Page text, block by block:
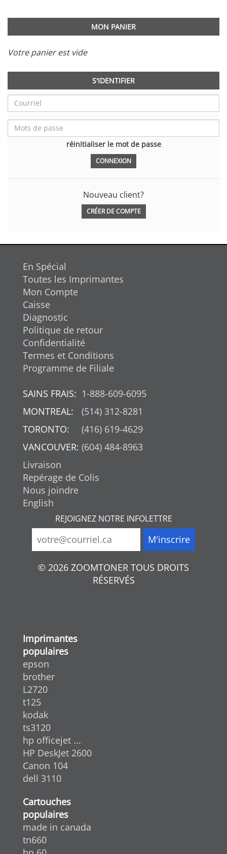
MON PANIER
Votre panier est vide
S'IDENTIFIER
réinitialiser le mot de passe
Nouveau client?
CRÉER DE COMPTE
En Spécial
Toutes les Imprimantes
Mon Compte
Caisse
Diagnostic
Politique de retour
Confidentialité
Termes et Conditions
Programme de Filiale
SAINS FRAIS: 1-888-609-6095
MONTREAL:
(514) 312-8281
TORONTO:
(416) 619-4629
VANCOUVER: (604) 484-8963
Livraison
Repérage de Colis
Nous joindre
English
REJOIGNEZ NOTRE INFOLETTRE
© 2026 ZOOMTONER TOUS DROITS
RÉSERVÉS
Imprimantes
populaires
epson
brother
L2720
t125
kodak
ts3120
hp officejet ...
HP DeskJet 2600
Canon 104
dell 3110
Cartouches
populaires
made in canada
tn660